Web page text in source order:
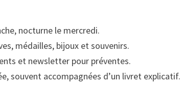
nocturne le mercredi.
médailles, bijoux et souvenirs.
et newsletter pour préventes.
souvent accompagnées d’un livret explicatif.